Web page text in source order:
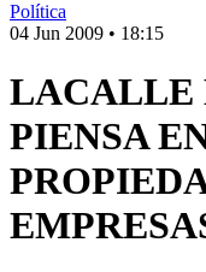
Política
04 Jun 2009 • 18:15
LACALLE
PIENSA